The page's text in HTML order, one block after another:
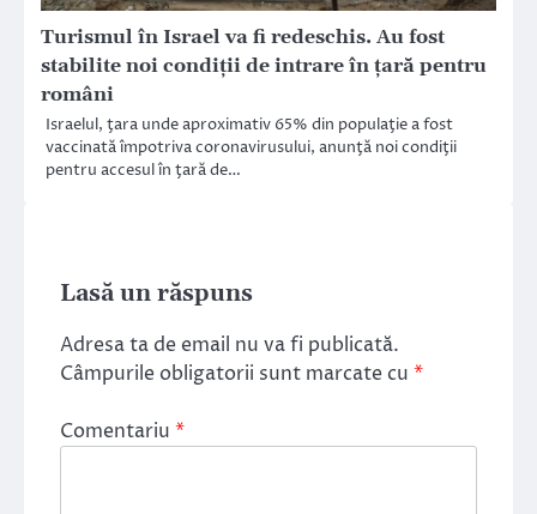
Turismul în Israel va fi redeschis. Au fost
stabilite noi condiţii de intrare în țară pentru
români
Israelul, ţara unde aproximativ 65% din populaţie a fost
vaccinată împotriva coronavirusului, anunţă noi condiţii
pentru accesul în ţară de…
Lasă un răspuns
Adresa ta de email nu va fi publicată.
Câmpurile obligatorii sunt marcate cu *
Comentariu *